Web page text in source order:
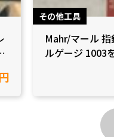
その他工具
Mahr/マール
ルゲージ 1003